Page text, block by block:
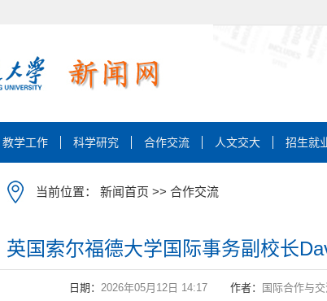
教学工作 科学研究 合作交流 人文交大 招生就
当前位置： 新闻首页 >> 合作交流
英国索尔福德大学国际事务副校长
日期： 2026年05月12日 14:17 作者： 国际合作与